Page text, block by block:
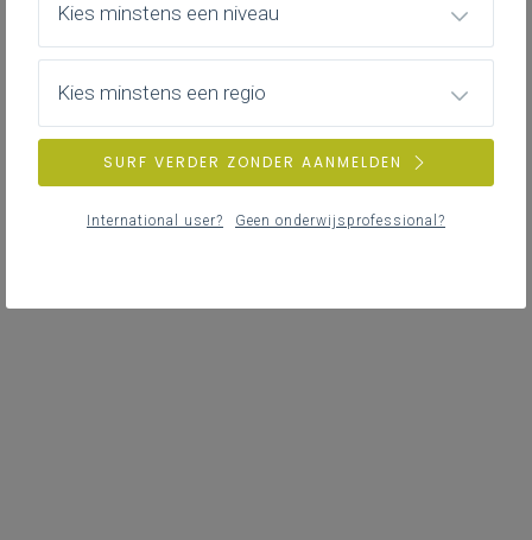
Inspirerend materiaal
Databank met werkmateriaal voor een
Kies minstens een niveau
Kies minstens een regio
SURF VERDER ZONDER AANMELDEN
International user? Geen onderwijsprofessional?